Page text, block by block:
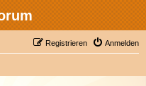
Anmelden
Registrieren